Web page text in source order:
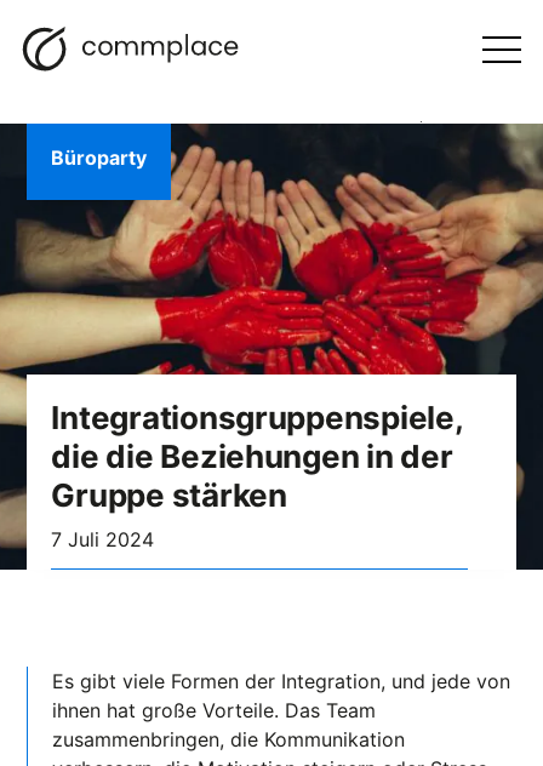
Zum
Inhalt
Navigation
BLOGGEN
Integrationsgruppenspiele,
die die Beziehungen in der
Gruppe stärken
7 Juli 2024
Büroparty
Es gibt viele Formen der Integration, und jede von
ihnen hat große Vorteile. Das Team
zusammenbringen, die Kommunikation